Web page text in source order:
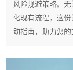
风险规避策略。
化现有流程，这
动指南，助力您的